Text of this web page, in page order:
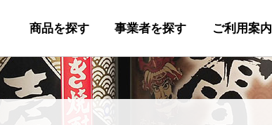
商品を探す 事業者を探す ご利用案内